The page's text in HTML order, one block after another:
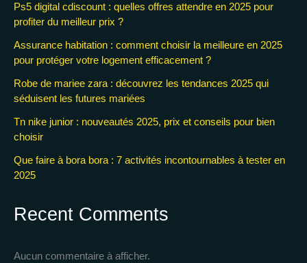
Ps5 digital cdiscount : quelles offres attendre en 2025 pour
profiter du meilleur prix ?
Assurance habitation : comment choisir la meilleure en 2025
pour protéger votre logement efficacement ?
Robe de mariee zara : découvrez les tendances 2025 qui
séduisent les futures mariées
Tn nike junior : nouveautés 2025, prix et conseils pour bien
choisir
Que faire à bora bora : 7 activités incontournables à tester en
2025
Recent Comments
Aucun commentaire à afficher.